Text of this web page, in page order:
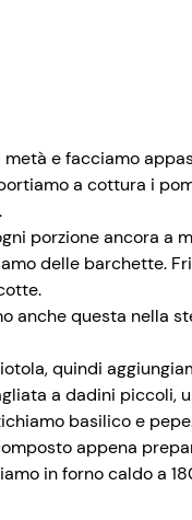
e facciamo
a cottura i
porzione ancora a
delle barchette.
anche questa nella
quindi
a dadini piccoli,
basilico e
appena
in forno caldo a